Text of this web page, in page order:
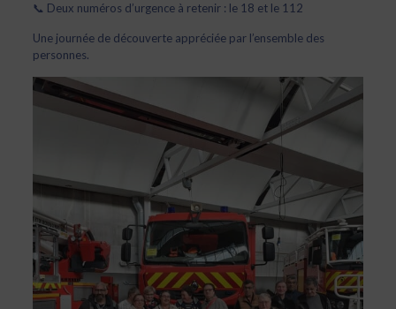
📞 Deux numéros d’urgence à retenir : le 18 et le 112
Une journée de découverte appréciée par l’ensemble des
personnes.